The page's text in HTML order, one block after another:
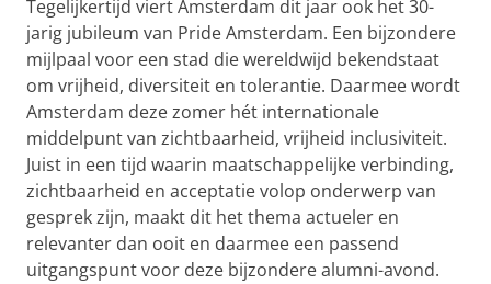
Tegelijkertijd viert Amsterdam dit jaar ook het 30-
jarig jubileum van Pride Amsterdam. Een bijzondere
mijlpaal voor een stad die wereldwijd bekendstaat
om vrijheid, diversiteit en tolerantie. Daarmee wordt
Amsterdam deze zomer hét internationale
middelpunt van zichtbaarheid, vrijheid inclusiviteit.
Juist in een tijd waarin maatschappelijke verbinding,
zichtbaarheid en acceptatie volop onderwerp van
gesprek zijn, maakt dit het thema actueler en
relevanter dan ooit en daarmee een passend
uitgangspunt voor deze bijzondere alumni-avond.